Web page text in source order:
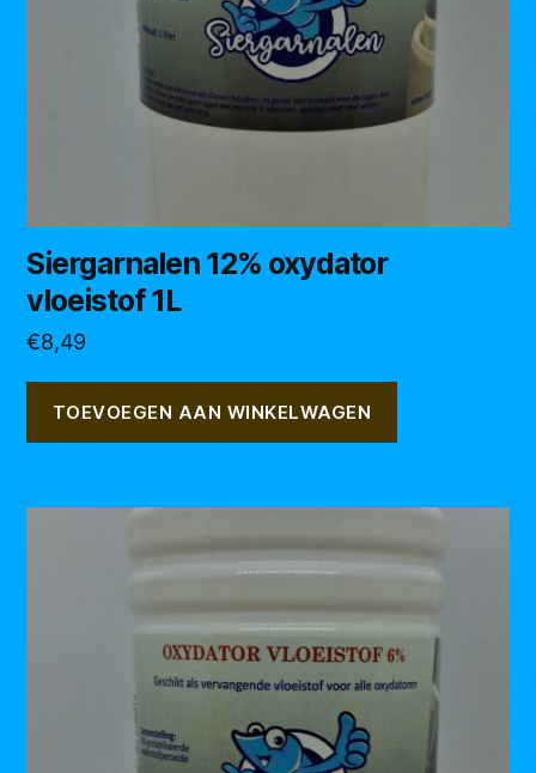
Siergarnalen 12% oxydator
vloeistof 1L
€8,49
TOEVOEGEN AAN WINKELWAGEN